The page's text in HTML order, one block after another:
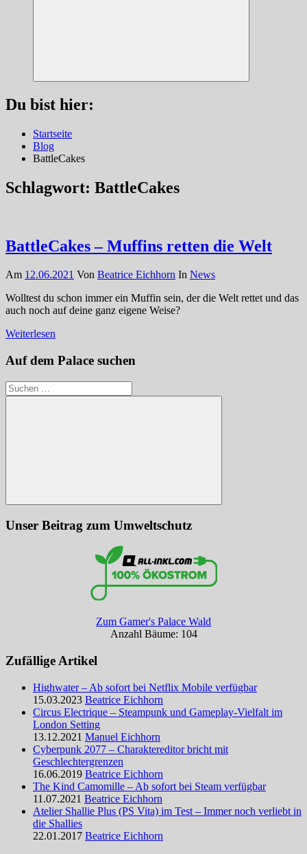
Suchen
Du bist hier:
Startseite
Blog
BattleCakes
Schlagwort: BattleCakes
BattleCakes – Muffins retten die Welt
Am 12.06.2021 Von Beatrice Eichhorn In News
Wolltest du schon immer ein Muffin sein, der die Welt rettet und das
auch noch auf deine ganz eigene Weise?
Weiterlesen
Auf dem Palace suchen
Suchen
nach:
Suchen
Unser Beitrag zum Umweltschutz
Zum Gamer's Palace Wald
Anzahl Bäume: 104
Zufällige Artikel
Highwater – Ab sofort bei Netflix Mobile verfügbar
15.03.2023 Beatrice Eichhorn
Circus Electrique – Steampunk und Gameplay-Vielfalt im
London Setting
13.12.2021 Manuel Eichhorn
Cyberpunk 2077 – Charaktereditor bricht mit
Geschlechtergrenzen
16.06.2019 Beatrice Eichhorn
The Kind Camomille – Ab sofort bei Steam verfügbar
11.07.2021 Beatrice Eichhorn
Atelier Shallie Plus (PS Vita) im Test – Immer noch verliebt in
die Shallies
22.01.2017 Beatrice Eichhorn